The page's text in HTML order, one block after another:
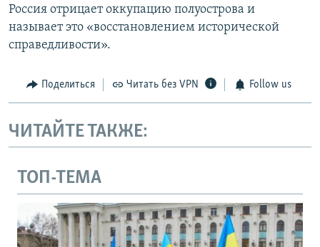
Россия отрицает оккупацию полуострова и
называет это «восстановлением исторической
справедливости».
Поделиться Читать без VPN Follow us
ЧИТАЙТЕ ТАКЖЕ:
ТОП-ТЕМА